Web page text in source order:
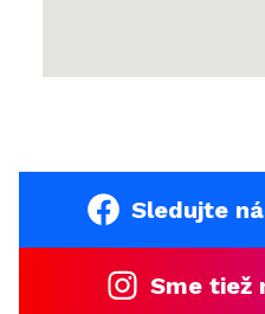
Sledujte
Sme tiež